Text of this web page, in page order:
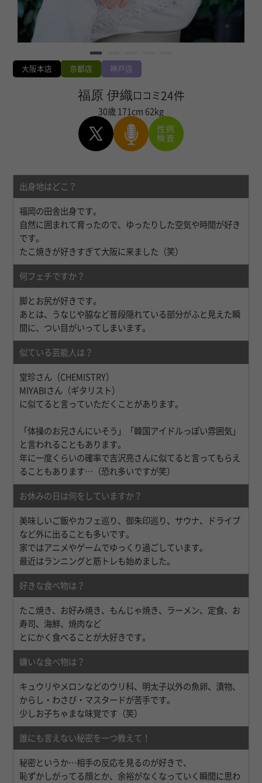
大阪本店 京都店 神戸店
福原 伊織 口コミ 24件
30歳 171cm 62kg
出身地はどこ？
福岡の田舎出身です。
自然に囲まれて育ったので、ゆったりした空気や時間が好き
です。
たこ焼きが好きすぎて大阪に来ました（笑）
何フェチですか？
脚とお尻が好きです。
あとは、うなじや脇など普段隠れている部分がふと見えた瞬
間に、つい目がいってしまいます。
似ている芸能人は？
堂珍さん（CHEMISTRY）
MIYABIさん（ギタリスト）
に似てると言っていただくことがあります。
「体操のお兄さんにいそう」「韓国アイドルっぽい雰囲気」
と言われることもあります。
年に一度くらいの確率で吉沢亮さんに似てると言ってもらえ
ることもあります…（恐れ多いですが笑）
お休みの日は何をしていますか？
美味しいご飯やカフェ巡り、御朱印巡り、サウナ、ドライブ
など外に出ることも多いです。
家ではアニメやゲームでゆっくり過ごしています。
最近はランニングと筋トレも始めました。
好きな食べ物は？
たこ焼き、お好み焼き、もんじゃ焼き、ラーメン、定食、お
寿司、海鮮、焼肉など
とにかく食べることが大好きです。
嫌いな食べ物は？
キュウリやメロンなどのウリ科、明太子以外の魚卵、漬物、
からし・わさび・マスタードが苦手です。
少しお子ちゃまな味覚です（笑）
誰にも言えない秘密を一つ教えて！
秘密というか…相手の反応を見るのが好きで、
恥ずかしがってる顔とか、余裕がなくなっていく瞬間に思わ